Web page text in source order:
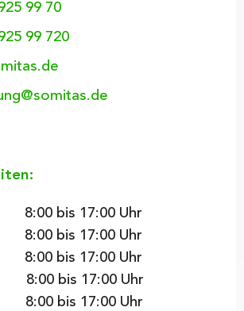
99 70
99 720
8:00 bis 17:00 Uhr
8:00 bis 17:00 Uhr
8:00 bis 17:00 Uhr
8:00 bis 17:00 Uhr
8:00 bis 17:00 Uhr